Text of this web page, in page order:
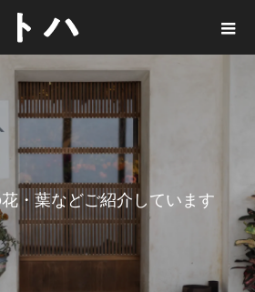
花 ・ 葉な どご紹介し てい ま す